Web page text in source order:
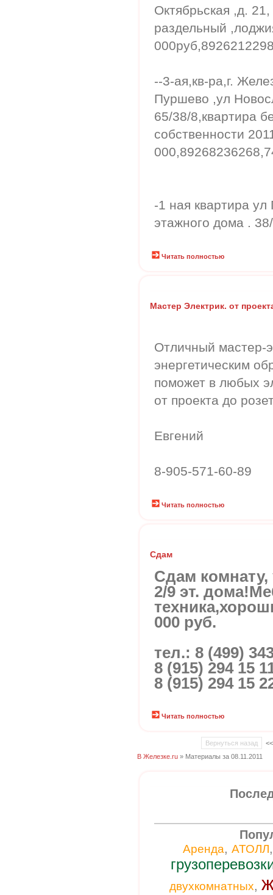
Октябрьская ,д.
раздельный
--3-ая,кв-ра,г.
Пуршево ,ул
65/38/8,квартира
собственности
-1 ная квартира
этажного дома .
Читать полностью
Мастер Электрик. от
Отличный мастер-
энергетическим
поможет в любых
от проекта до
Eвгений
8-905-571-60-89
Читать полностью
Сдам
Сдам
2/9 эт.
000 руб.
тел.: 8 (499)
8 (915) 294 15
8 (915) 294 15
Читать полностью
Вернуться назад
В Железке.ru » Материалы за 08.11.2011
Аренда, АТОЛЛ
двухкомнатных,